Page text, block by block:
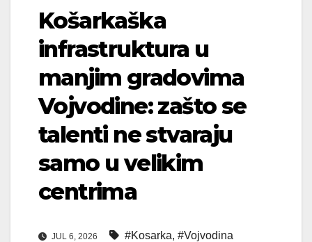
Košarkaška
infrastruktura u
manjim gradovima
Vojvodine: zašto se
talenti ne stvaraju
samo u velikim
centrima
JUL 6, 2026 #Kosarka, #Vojvodina